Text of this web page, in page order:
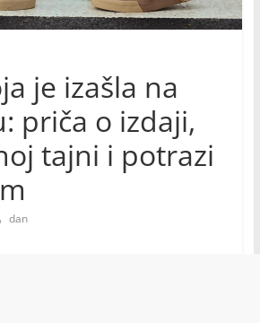
je izašla na
priča o izdaji,
tajni i potrazi
dan